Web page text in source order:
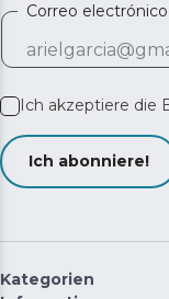
Correo electrónico
Ich akzeptiere die
Ich abonniere!
Kategorien